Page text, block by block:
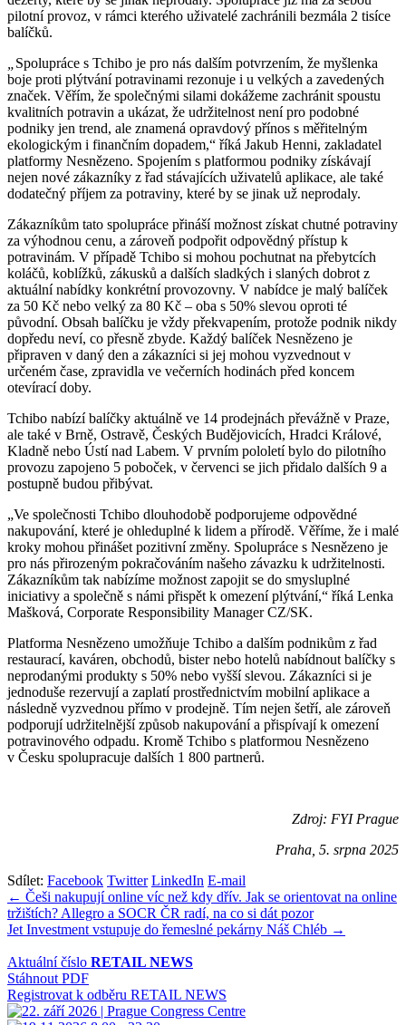
pilotní provoz, v rámci kterého uživatelé zachránili bezmála 2 tisíce
balíčků.
Spolupráce s Tchibo je pro nás dalším potvrzením, že myšlenka
boje proti plýtvání potravinami rezonuje i u velkých a zavedených
značek. Věřím, že společnými silami dokážeme zachránit spoustu
kvalitních potravin a ukázat, že udržitelnost není pro podobné
podniky jen trend, ale znamená opravdový přínos s měřitelným
ekologickým i finančním dopadem,“ říká Jakub Henni, zakladatel
platformy Nesnězeno. Spojením s platformou podniky získávají
nejen nové zákazníky z řad stávajících uživatelů aplikace, ale také
dodatečný příjem za potraviny, které by se jinak už neprodaly.
Zákazníkům tato spolupráce přináší možnost získat chutné potraviny
za výhodnou cenu, a zároveň podpořit odpovědný přístup k
potravinám. V případě Tchibo si mohou pochutnat na přebytcích
koláčů, koblížků, zákusků a dalších sladkých i slaných dobrot z
aktuální nabídky konkrétní provozovny. V nabídce je malý balíček
za 50 Kč nebo velký za 80 Kč – oba s 50% slevou oproti té
původní. Obsah balíčku je vždy překvapením, protože podnik nikdy
dopředu neví, co přesně zbyde. Každý balíček Nesnězeno je
připraven v daný den a zákazníci si jej mohou vyzvednout v
určeném čase, zpravidla ve večerních hodinách před koncem
otevírací doby.
Tchibo nabízí balíčky aktuálně ve 14 prodejnách převážně v Praze,
ale také v Brně, Ostravě, Českých Budějovicích, Hradci Králové,
Kladně nebo Ústí nad Labem. V prvním pololetí bylo do pilotního
provozu zapojeno 5 poboček, v červenci se jich přidalo dalších 9 a
postupně budou přibývat.
„Ve společnosti Tchibo dlouhodobě podporujeme odpovědné
nakupování, které je ohleduplné k lidem a přírodě. Věříme, že i malé
kroky mohou přinášet pozitivní změny. Spolupráce s Nesnězeno je
pro nás přirozeným pokračováním našeho závazku k udržitelnosti.
Zákazníkům tak nabízíme možnost zapojit se do smysluplné
iniciativy a společně s námi přispět k omezení plýtvání,“ říká Lenka
Mašková, Corporate Responsibility Manager CZ/SK.
Platforma Nesnězeno umožňuje Tchibo a dalším podnikům z řad
restaurací, kaváren, obchodů, bister nebo hotelů nabídnout balíčky s
neprodanými produkty s 50% nebo vyšší slevou. Zákazníci si je
jednoduše rezervují a zaplatí prostřednictvím mobilní aplikace a
následně vyzvednou přímo v prodejně. Tím nejen šetří, ale zároveň
podporují udržitelnější způsob nakupování a přispívají k omezení
potravinového odpadu. Kromě Tchibo s platformou Nesnězeno
v Česku spolupracuje dalších 1 800 partnerů.
Zdroj: FYI Prague
Praha, 5. srpna 2025
Sdílet: Facebook Twitter LinkedIn E-mail
Navigace
pro
← Češi nakupují online víc než kdy dřív. Jak se orientovat na online
tržištích? Allegro a SOCR ČR radí, na co si dát pozor
Jet Investment vstupuje do řemeslné pekárny Náš Chléb →
Aktuální číslo RETAIL NEWS
Stáhnout PDF
Registrovat k odběru RETAIL NEWS